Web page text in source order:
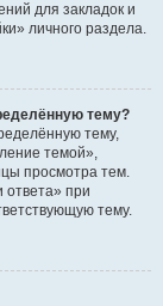
для закладок и
личного раздела.
тему?
тему,
темой»,
просмотра тем.
ответа» при
тему.